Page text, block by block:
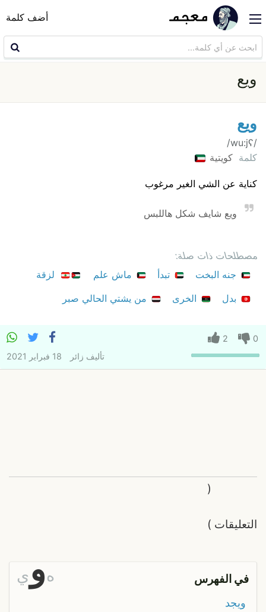
أضف كلمة
ويع
ويع
/wu:jʕ/
كلمة كويتية
كناية عن الشي الغير مرغوب
ويع شايف شكل هاللبس
مصطلحات ذات صلة:
جنه البخت
تبدأ ماش علم
لزقة
بدل
الخرى من يشتي الحالي صبر
0
2
تأليف زائر 18 فبراير 2021
التعليقات
(
)
في الفهرس هو ي
ويجد